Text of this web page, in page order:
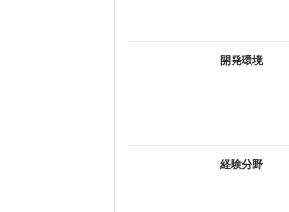
開発環境
経験分野